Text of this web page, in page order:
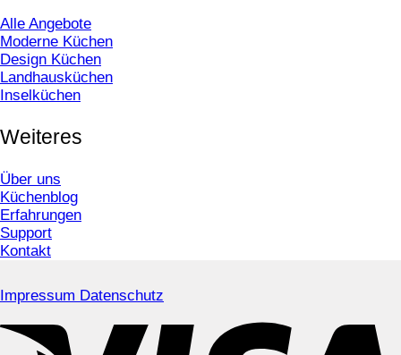
Alle Angebote
Moderne Küchen
Design Küchen
Landhausküchen
Inselküchen
Weiteres
Über uns
Küchenblog
Erfahrungen
Support
Kontakt
Impressum Datenschutz